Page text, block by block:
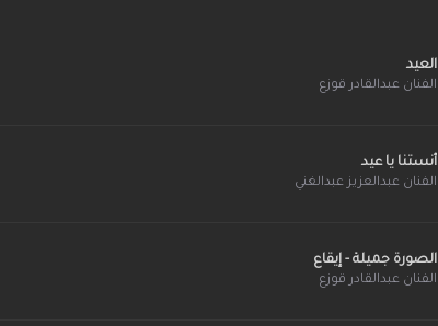
العيد
الفنان عبدالقادر قوزع
أنستنا يا عيد
الفنان عبدالعزيز عبدالغني
الصورة جميلة - إيقاع
الفنان عبدالقادر قوزع